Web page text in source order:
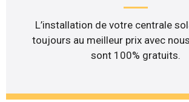
L’installation de votre centrale
toujours au meilleur prix avec
sont 100% gratuits.